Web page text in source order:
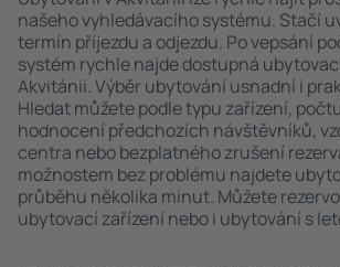
našeho vyhledávacího systému. Stačí
termín příjezdu a odjezdu. Po vepsání
systém rychle najde dostupná
Akvitánii. Výběr ubytování usnadní i
Hledat můžete podle typu zařízení,
hodnocení předchozích návštěvníků,
centra nebo bezplatného zrušení
možnostem bez problému najdete
průběhu několika minut. Můžete
ubytovací zařízení nebo i ubytování s